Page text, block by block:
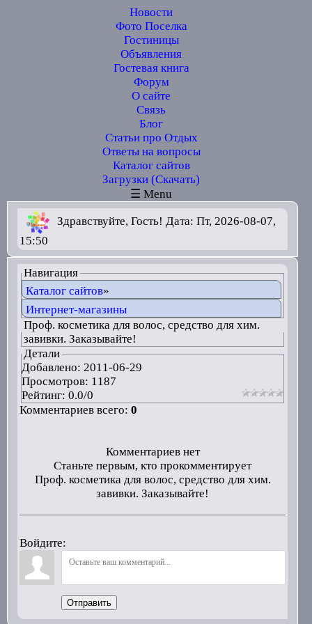
Новости
Фото Поселка
Гостиницы
Объявления
Гостевая книга
Форум
О сайте
Связь
Блог
Статьи про Отдых
Ответы на вопросы
Каталог сайтов
Загрузки (Скачать)
☰ Menu
Здравствуйте, Гость! Дата: Пт, 2026-08-07,
15:50
Навигация
Каталог сайтов»
Интернет-магазины
Проф. косметика для волос, средство для хим.
завивки. Заказывайте!
Детали
Добавлено: 2011-06-29
Просмотров: 1187
Рейтинг: 0.0/0
Комментариев всего: 0
Комментариев нет
Станьте первым, кто прокомментирует
Проф. косметика для волос, средство для хим.
завивки. Заказывайте!
Войдите:
Отправить